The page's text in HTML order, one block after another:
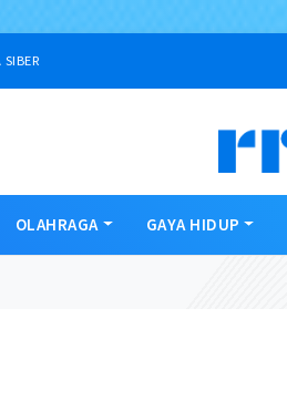
OLAHRAGA GAYA HIDUP